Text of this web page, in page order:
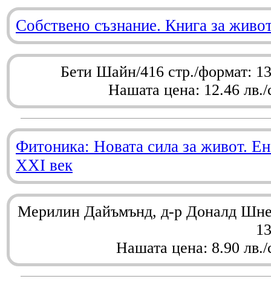
Собствено съзнание. Книга за
Бети Шайн/416 стр./формат:
Нашата цена: 12.46 лв./
Фитоника: Новата сила за живот.
XXI век
Мерилин Дайъмънд, д-р Доналд
Нашата цена: 8.90 лв./